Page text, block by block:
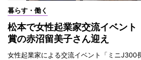
暮らす・働く
松本で女性起業家交流イベン
賞の赤沼留美子さん迎え
女性起業家による交流イベント「ミニJ300